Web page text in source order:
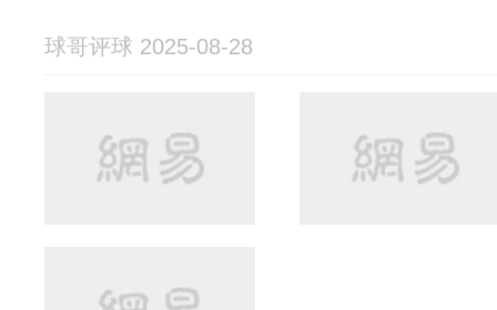
球哥评球 2025-08-28